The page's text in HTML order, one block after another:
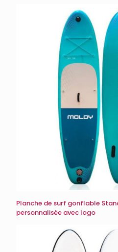
Planche de surf gonflable
personnalisée avec logo